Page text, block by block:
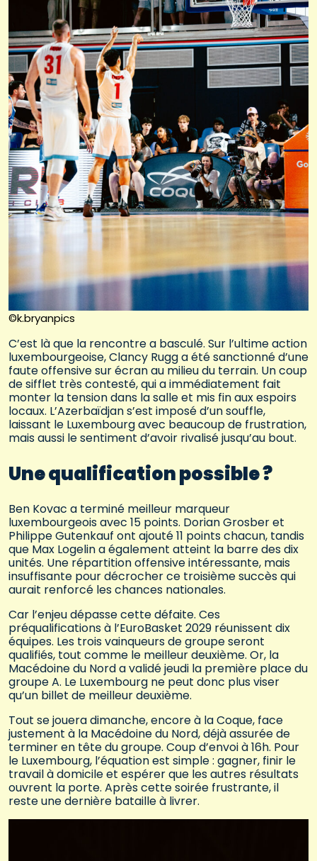
©k.bryanpics
C’est là que la rencontre a basculé. Sur l’ultime action
luxembourgeoise, Clancy Rugg a été sanctionné d’une
faute offensive sur écran au milieu du terrain. Un coup
de sifflet très contesté, qui a immédiatement fait
monter la tension dans la salle et mis fin aux espoirs
locaux. L’Azerbaïdjan s’est imposé d’un souffle,
laissant le Luxembourg avec beaucoup de frustration,
mais aussi le sentiment d’avoir rivalisé jusqu’au bout.
Une qualification possible ?
Ben Kovac a terminé meilleur marqueur
luxembourgeois avec 15 points. Dorian Grosber et
Philippe Gutenkauf ont ajouté 11 points chacun, tandis
que Max Logelin a également atteint la barre des dix
unités. Une répartition offensive intéressante, mais
insuffisante pour décrocher ce troisième succès qui
aurait renforcé les chances nationales.
Car l’enjeu dépasse cette défaite. Ces
préqualifications à l’EuroBasket 2029 réunissent dix
équipes. Les trois vainqueurs de groupe seront
qualifiés, tout comme le meilleur deuxième. Or, la
Macédoine du Nord a validé jeudi la première place du
groupe A. Le Luxembourg ne peut donc plus viser
qu’un billet de meilleur deuxième.
Tout se jouera dimanche, encore à la Coque, face
justement à la Macédoine du Nord, déjà assurée de
terminer en tête du groupe. Coup d’envoi à 16h. Pour
le Luxembourg, l’équation est simple : gagner, finir le
travail à domicile et espérer que les autres résultats
ouvrent la porte. Après cette soirée frustrante, il
reste une dernière bataille à livrer.